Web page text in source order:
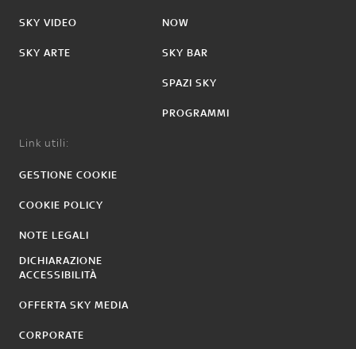
SKY VIDEO
SKY ARTE
NOW
SKY BAR
SPAZI SKY
PROGRAMMI
Link utili:
GESTIONE COOKIE
COOKIE POLICY
NOTE LEGALI
DICHIARAZIONE
ACCESSIBILITÀ
OFFERTA SKY MEDIA
CORPORATE